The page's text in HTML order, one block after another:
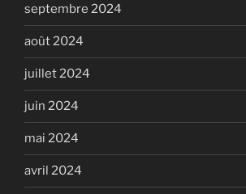
septembre 2024
août 2024
juillet 2024
juin 2024
mai 2024
avril 2024